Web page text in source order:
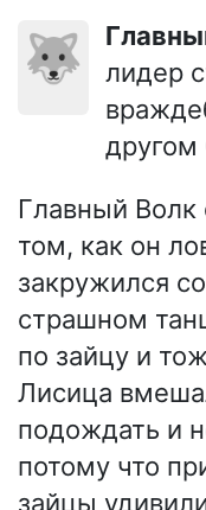
🐺
лидер
другом
Главный Волк
том, как он
закружился
страшном
по зайцу и
Лисица
подождать и
потому что
зайцы